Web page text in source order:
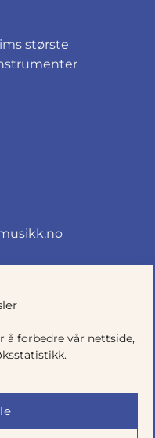
å forbedre vår nettside,
største